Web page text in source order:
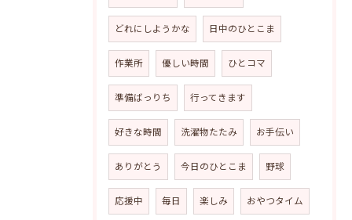
どれにしようかな 日中のひとこま
作業所 優しい時間 ひとコマ
準備ばっりち 行ってきます
好きな時間 洗濯物たたみ お手伝い
ありがとう 今日のひとこま 野球
応援中 毎日 楽しみ おやつタイム